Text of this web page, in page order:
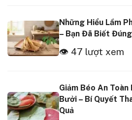
Những Hiểu Lầm
– Bạn Đã Biết
👁 47 lượt xem
Giảm Béo An Toàn
Bưởi – Bí Quyết
Quả